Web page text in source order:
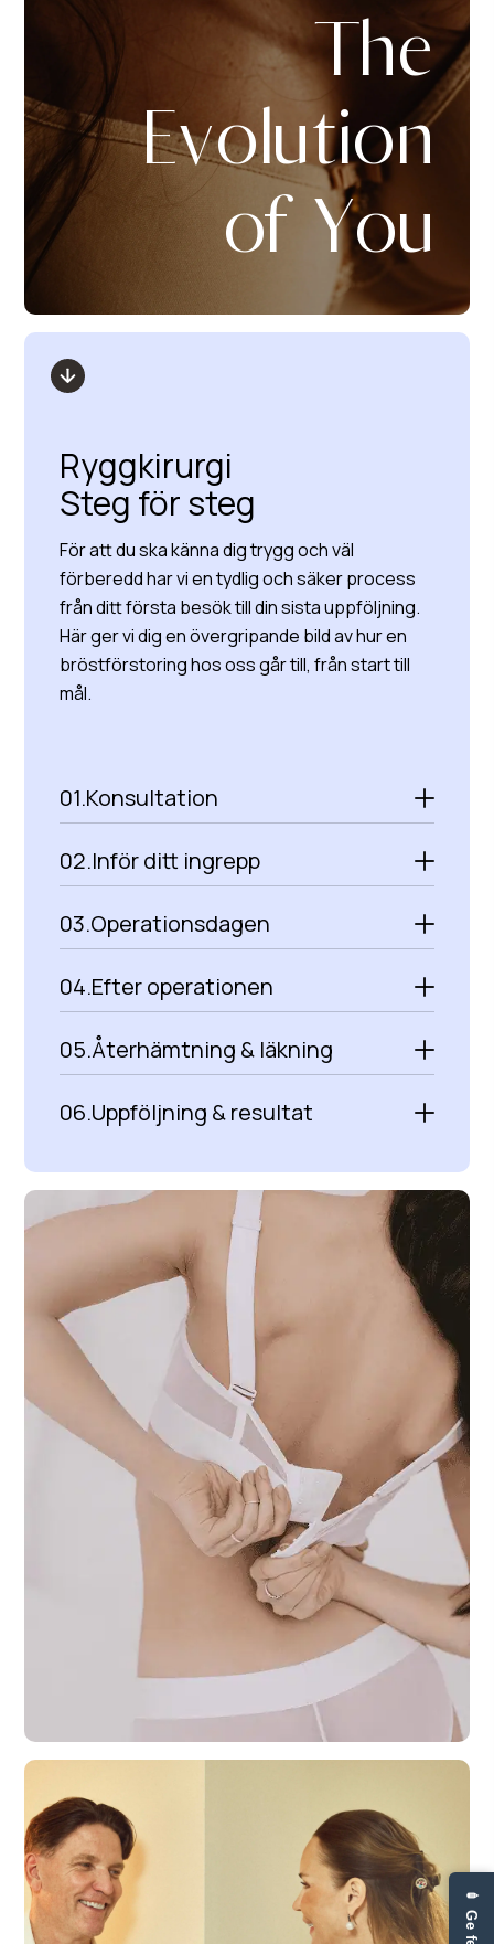
The
Evolution
of You
Ryggkirurgi
Steg för steg
För att du ska känna dig trygg och väl
förberedd har vi en tydlig och säker process
från ditt första besök till din sista uppföljning.
Här ger vi dig en övergripande bild av hur en
bröstförstoring hos oss går till, från start till
mål.
01.Konsultation
02.Inför ditt ingrepp
03.Operationsdagen
04.Efter operationen
05.Återhämtning & läkning
06.Uppföljning & resultat